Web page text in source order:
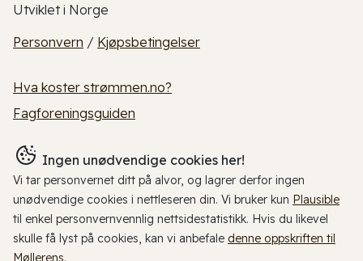
Utviklet i Norge
Personvern / Kjøpsbetingelser
Hva koster strømmen.no?
Fagforeningsguiden
Ingen unødvendige cookies her!
Vi tar personvernet ditt på alvor, og lagrer derfor ingen
unødvendige cookies i nettleseren din. Vi bruker kun Plausible
til enkel personvernvennlig nettsidestatistikk. Hvis du likevel
skulle få lyst på cookies, kan vi anbefale denne oppskriften til
Møllerens.